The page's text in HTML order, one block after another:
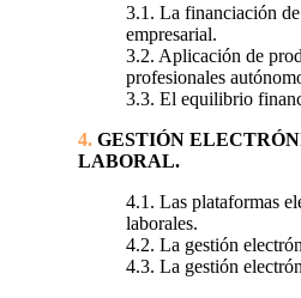
3.1. La financiación
empresarial.
3.2. Aplicación de
profesionales
3.3. El equilibrio
4.GESTIÓN
LABORAL.
4.1. Las plataformas
laborales.
4.2. La gestión
4.3. La gestión